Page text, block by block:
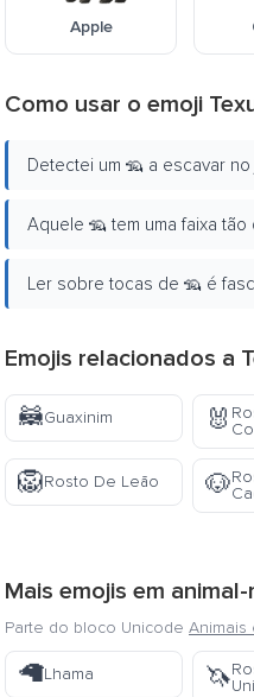
Apple
Como usar o emoji
Detectei um 🦡 a escavar no
Aquele 🦡 tem uma faixa tão
Ler sobre tocas de 🦡 é
Emojis relacionados a
🦝Guaxinim 🐰
🦁Rosto De Leão 🐶
Mais emojis em
Parte do bloco Unicode Animais
🦙Lhama 🦄